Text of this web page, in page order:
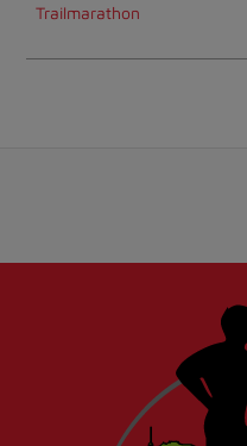
Trailmarathon